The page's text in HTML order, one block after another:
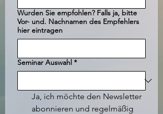
Wurden Sie empfohlen? Falls ja, bitte
Vor- und. Nachnamen des Empfehlers
hier eintragen
Seminar Auswahl *
Ja, ich möchte den Newsletter
abonnieren und regelmäßig